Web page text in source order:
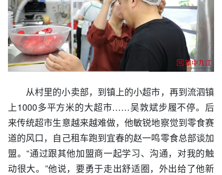
从村里的小卖部，到镇上的小超市，再到流泗镇
上1000多平方米的大超市……吴敦斌步履不停。后
来传统超市生意越来越难做，他敏锐地察觉到零食赛
道的风口，自己租车跑到宜春的赵一鸣零食总部谈加
盟。“通过跟其他加盟商一起学习、沟通，对我的触
动很大。”他说，要勇于走出舒适圈，外出给了他新